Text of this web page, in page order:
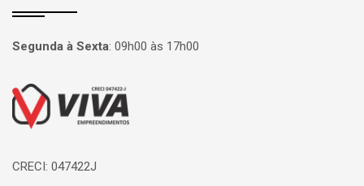
Segunda à Sexta: 09h00 às 17h00
Página inicial
CRECI: 047422J